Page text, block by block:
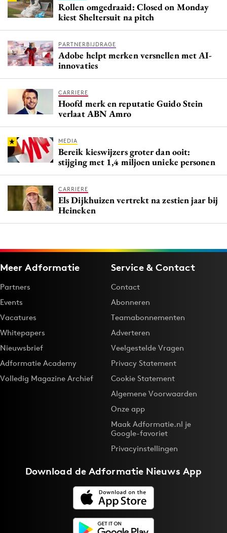
Rollen omgedraaid: Closed on Monday
kiest Sheltersuit na pitch
PARTNERBIJDRAGE
Adobe helpt merken versnellen met AI-
innovaties
CARRIERE
Hoofd merk en reputatie Guido Stein
verlaat ABN Amro
MEDIA
Bereik kieswijzers groter dan ooit:
stijging met 1,4 miljoen unieke personen
CARRIERE
Els Dijkhuizen vertrekt na zestien jaar bij
Heineken
Meer Adformatie
Partners
Events
Vacatures
Whitepapers
Nieuwsbrief
Adformatie Academy
Volledig Magazine Archief
Service & Contact
Contact
Abonneren
Teamabonnementen
Adverteren
Veelgestelde Vragen
Privacy Statement
Cookie Statement
Algemene Voorwaarden
Onze app
Maak Adformatie.nl je
Google-favoriet
Privacyinstellingen
Download deAdformatie Nieuws App